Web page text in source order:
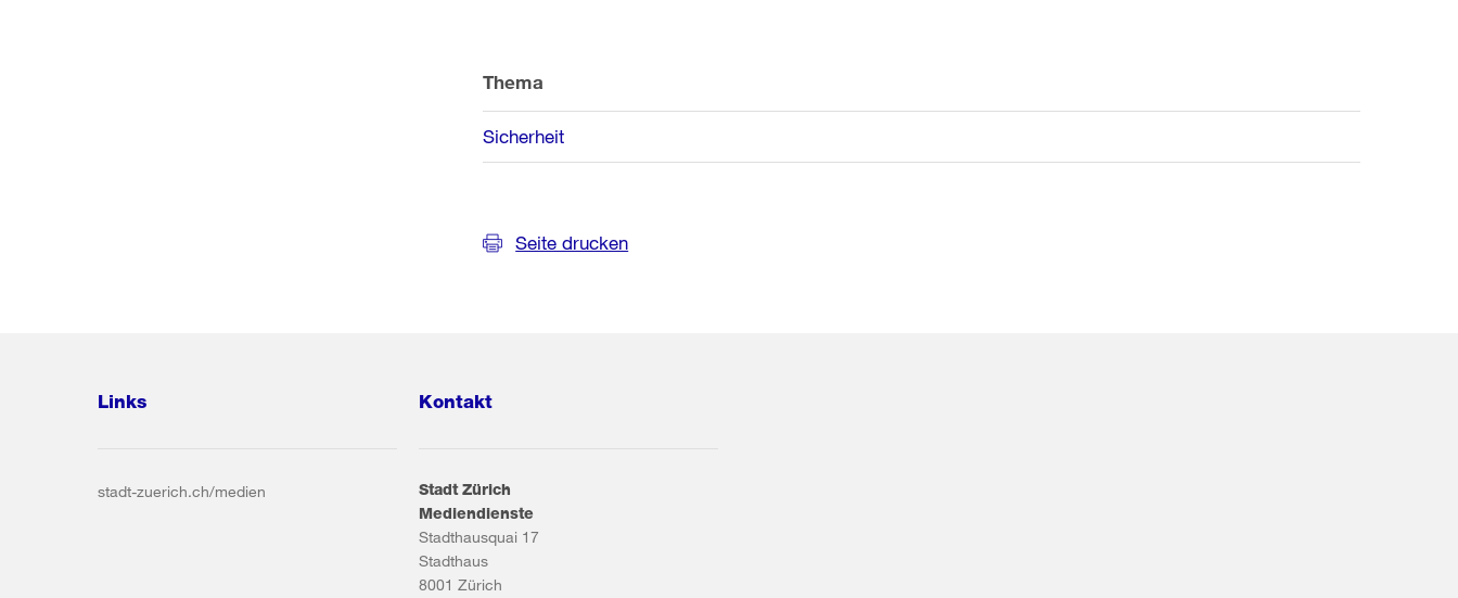
Thema
Sicherheit
Seite drucken
Links
stadt-zuerich.ch/medien
Kontakt
Stadt Zürich
Mediendienste
Stadthausquai 17
Stadthaus
8001 Zürich